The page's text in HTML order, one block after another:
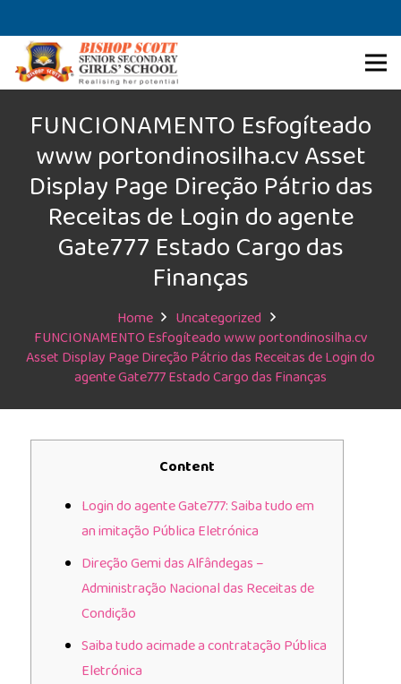
FUNCIONAMENTO Esfogíteado
www portondinosilha.cv Asset
Display Page Direção Pátrio das
Receitas de Login do agente
Gate777 Estado Cargo das
Finanças
Home
Uncategorized
FUNCIONAMENTO Esfogíteado www portondinosilha.cv
Asset Display Page Direção Pátrio das Receitas de Login do
agente Gate777 Estado Cargo das Finanças
Content
Login do agente Gate777: Saiba tudo em
an imitação Pública Eletrónica
Direção Gemi das Alfândegas –
Administração Nacional das Receitas de
Condição
Saiba tudo acimade a contratação Pública
Eletrónica